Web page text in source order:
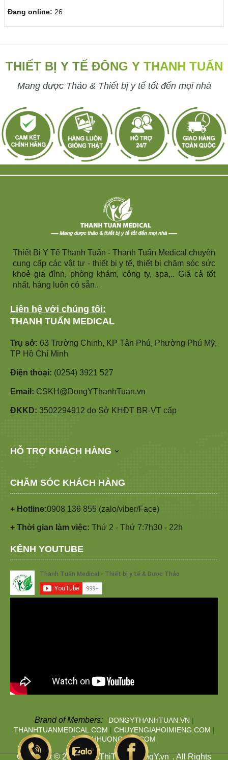
Đang online: 26
THIẾT BỊ Y TẾ ĐÔNG Y THANH TUẤN
Mang dược Thảo & Thiết bị y tế tốt đến mọi nhà
Thiết Bị Y Tế Thanh Tuấn - Thanh Tuấn Medical chuyên
cung cấp các vật tư - thiết bị y tế, thiết bị chăm sóc sức
khoẻ gia đình, phòng khám, công ty, spa,.. Giá cả tốt
nhất, hàng luôn có sẵn..
Liên hệ với chúng tôi:
THANH TUẤN MEDICAL
Trụ sở: 63 Trường Chinh, KP Tân Phú, Phường Phú Mỹ,
TP Hồ Chí Minh
Điện thoại: (0254) 3921 527
Email: CSKH@DongYThanhTuan.vn
ĐKKD: 3502294912 do Sở KHĐT BR-VT cấp
HỖ TRỢ KHÁCH HÀNG
CHĂM SÓC KHÁCH HÀNG
+ Hotline:0908 136 855 (zalo/viber/Face)
+ Thời gian làm việc: Thứ 2 - Thứ 7:7h30 - 22h
KÊNH YOUTUBE
Brand of Members: DONGYTHANHTUAN.VN |
THANHTUANMEDICAL.COM | CHUYENGIAHOIMIENG.COM |
THANHHUONGTAN.COM
Copyright © 2019SieuThiThuocDongY.vn . All Rights